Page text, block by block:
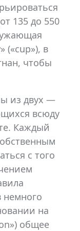
135 до 550
(«cup»), в
чтобы
из двух —
всюду
Каждый
с того
немного
на
общее